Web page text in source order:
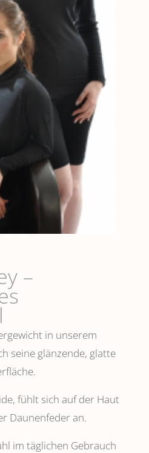
–
in unserem
seine glänzende, glatte
fühlt sich auf der Haut
Daunenfeder an.
im täglichen Gebrauch